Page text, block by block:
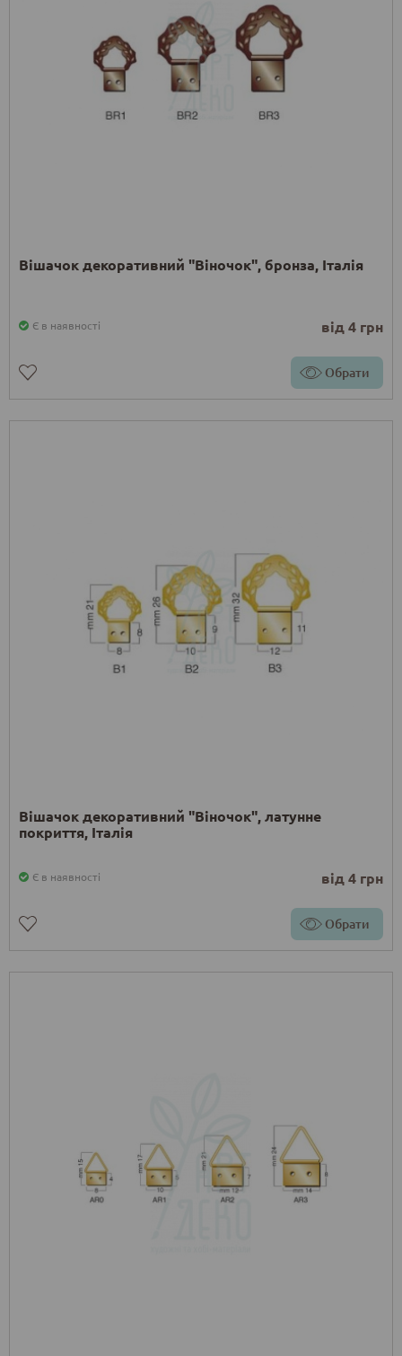
Вішачок декоративний "Віночок", бронза, Італія
Є в наявності від 4 грн
Обрати
Вішачок декоративний "Віночок", латунне
покриття, Італія
Є в наявності від 4 грн
Обрати